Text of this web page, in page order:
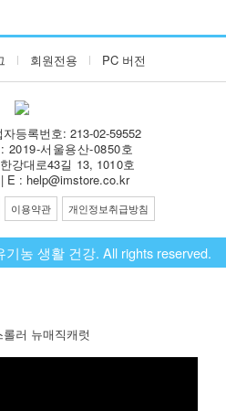
회원전용 PC 버전
등록번호: 213-02-59552
2019-서울용산-0850호
강대로43길 13, 1010호
E : help@imstore.co.kr
이용약관 개인정보취급방침
농 생활 건강. All rights reserved.